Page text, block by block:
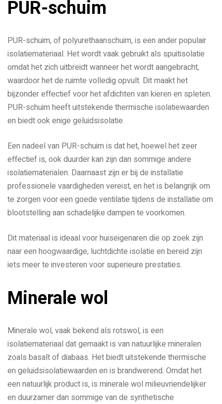
PUR-schuim
PUR-schuim, of polyurethaanschuim, is een ander populair
isolatiemateriaal. Het wordt vaak gebruikt als spuitisolatie
omdat het zich uitbreidt wanneer het wordt aangebracht,
waardoor het de ruimte volledig opvult. Dit maakt het
bijzonder effectief voor het afdichten van kieren en spleten.
PUR-schuim heeft uitstekende thermische isolatiewaarden
en biedt ook enige geluidsisolatie.
Een nadeel van PUR-schuim is dat het, hoewel het zeer
effectief is, ook duurder kan zijn dan sommige andere
isolatiematerialen. Daarnaast zijn er bij de installatie
professionele vaardigheden vereist, en het is belangrijk om
te zorgen voor een goede ventilatie tijdens de installatie om
blootstelling aan schadelijke dampen te voorkomen.
Dit materiaal is ideaal voor huiseigenaren die op zoek zijn
naar een hoogwaardige, luchtdichte isolatie en bereid zijn
iets meer te investeren voor superieure prestaties.
Minerale wol
Minerale wol, vaak bekend als rotswol, is een
isolatiemateriaal dat gemaakt is van natuurlijke mineralen
zoals basalt of diabaas. Het biedt uitstekende thermische
en geluidsisolatiewaarden en is brandwerend. Omdat het
een natuurlijk product is, is minerale wol milieuvriendelijker
en duurzamer dan sommige van de synthetische